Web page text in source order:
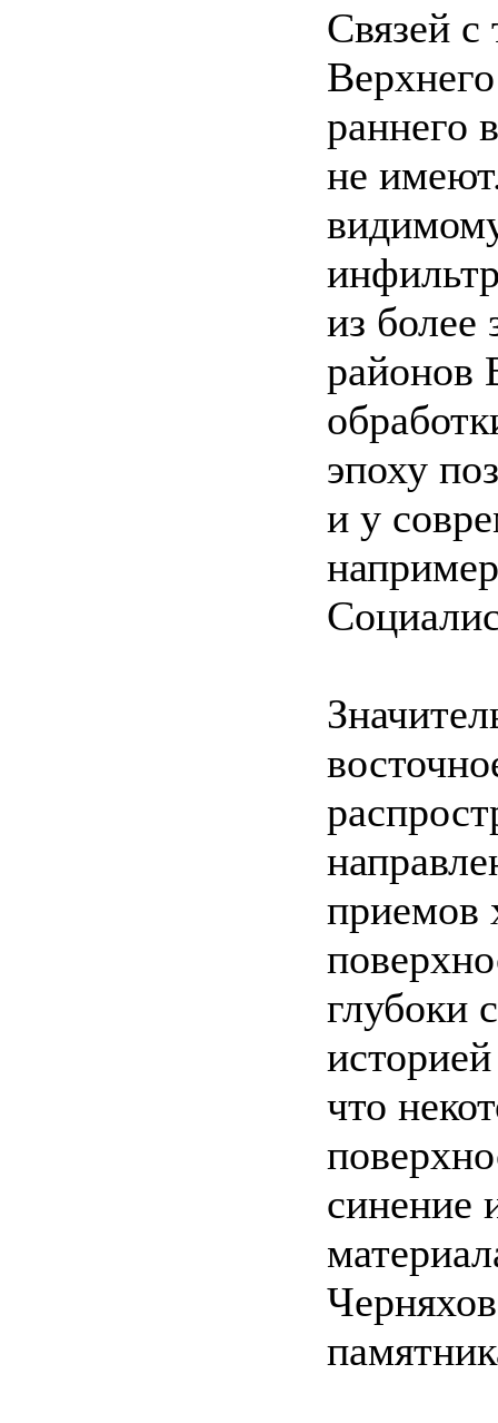
Связей с
раннего
не
из более
районов
эпоху
и у
приемов
глубоки
что
синение